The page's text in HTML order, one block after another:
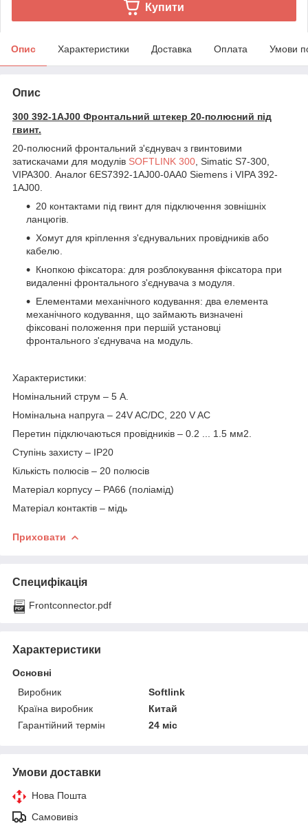
Купити
Опис Характеристики Доставка Оплата Умови
Опис
300 392-1AJ00 Фронтальний штекер 20-полюсний під
гвинт.
20-полюсний фронтальний з'єднувач з гвинтовими
затискачами для модулів SOFTLINK 300 , Simatic S7-300,
VIPA300. Аналог 6ES7392-1AJ00-0AA0 Siemens і VIPA 392-
1AJ00.
20 контактами під гвинт для підключення зовнішніх
ланцюгів.
Хомут для кріплення з'єднувальних провідників або
кабелю.
Кнопкою фіксатора: для розблокування фіксатора при
видаленні фронтального з'єднувача з модуля.
Елементами механічного кодування: два елемента
механічного кодування, що займають визначені
фіксовані положення при першій установці
фронтального з'єднувача на модуль.
Характеристики:
Номінальний струм – 5 А.
Номінальна напруга – 24V AC/DC, 220 V AC
Перетин підключаються провідників – 0.2 ... 1.5 мм2.
Ступінь захисту – IP20
Кількість полюсів – 20 полюсів
Матеріал корпусу – РА66 (поліамід)
Матеріал контактів – мідь
Приховати
Специфікація
Frontconnector.pdf
Характеристики
Основні
Виробник
Softlink
Країна виробник
Китай
Гарантійний термін
24 міс
Умови доставки
Нова Пошта
Самовивіз